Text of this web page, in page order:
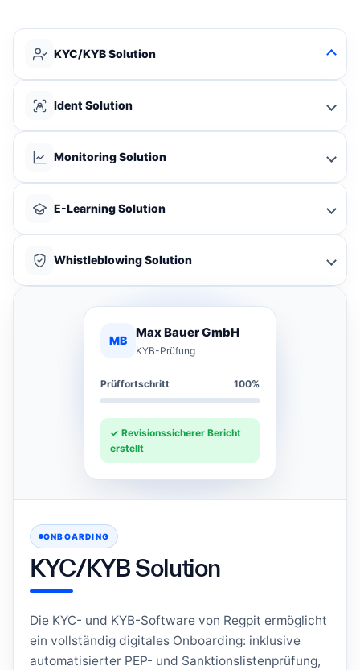
KYC/KYB Solution
Ident Solution
Monitoring Solution
E-Learning Solution
Whistleblowing Solution
MB
Max Bauer GmbH
KYB-Prüfung
Prüffortschritt 100%
✓ Revisionssicherer Bericht
erstellt
ONBOARDING
KYC/KYB Solution
Die KYC- und KYB-Software von Regpit ermöglicht
ein vollständig digitales Onboarding: inklusive
automatisierter PEP- und Sanktionslistenprüfung,